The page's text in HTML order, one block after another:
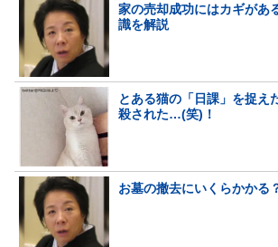
家の売却成功にはカギがあ
識を解説
とある猫の「日課」を捉え
殺された…(笑)！
お墓の撤去にいくらかかる